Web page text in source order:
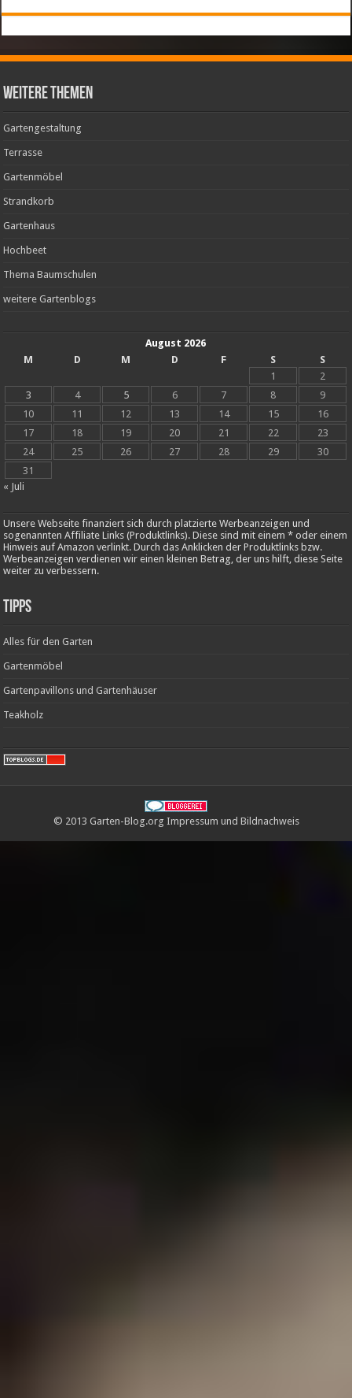
weitere Themen
Gartengestaltung
Terrasse
Gartenmöbel
Strandkorb
Gartenhaus
Hochbeet
Thema Baumschulen
weitere Gartenblogs
August 2026
M
D M D F S
S
1
2
3
4 5 6 7 8
9
10
11 12 13 14 15
16
17
18 19 20 21 22
23
24
25 26 27 28 29
30
31
« Juli
Unsere Webseite finanziert sich durch platzierte Werbeanzeigen und
sogenannten Affiliate Links (Produktlinks). Diese sind mit einem * oder einem
Hinweis auf Amazon verlinkt. Durch das Anklicken der Produktlinks bzw.
Werbeanzeigen verdienen wir einen kleinen Betrag, der uns hilft, diese Seite
weiter zu verbessern.
Tipps
Alles für den Garten
Gartenmöbel
Gartenpavillons und Gartenhäuser
Teakholz
© 2013 Garten-Blog.org Impressum und Bildnachweis